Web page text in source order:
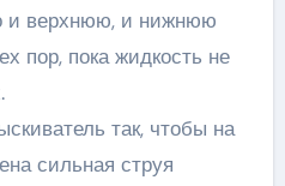
и верхнюю, и нижнюю
пор, пока жидкость не
так, чтобы на
сильная струя